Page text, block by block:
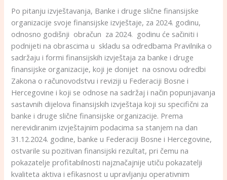
Po pitanju izvještavanja, Banke i druge slične finansijske
organizacije svoje finansijske izvještaje, za 2024. godinu,
odnosno godišnji obračun za 2024. godinu će sačiniti i
podnijeti na obrascima u skladu sa odredbama Pravilnika o
sadržaju i formi finansijskih izvještaja za banke i druge
finansijske organizacije, koji je donijet na osnovu odredbi
Zakona o računovodstvu i reviziji u Federaciji Bosne i
Hercegovine i koji se odnose na sadržaj i način popunjavanja
sastavnih dijelova finansijskih izvještaja koji su specifični za
banke i druge slične finansijske organizacije. Prema
nerevidiranim izvještajnim podacima sa stanjem na dan
31.12.2024. godine, banke u Federaciji Bosne i Hercegovine,
ostvarile su pozitivan finansijski rezultat, pri čemu na
pokazatelje profitabilnosti najznačajnije utiču pokazatelji
kvaliteta aktiva i efikasnost u upravljanju operativnim